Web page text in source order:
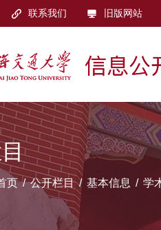
联系我们 旧版网站
页/公开栏目/ 基本信息 / 学